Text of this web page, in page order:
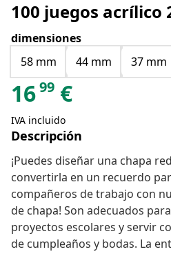
100 juegos acrílico
dimensiones
58 mm
44 mm 37 mm
1699 €
IVA incluido
Descripción
¡Puedes diseñar una chapa
convertirla en un recuerdo
compañeros de trabajo con
de chapa! Son adecuados
proyectos escolares y servir
de cumpleaños y bodas. La